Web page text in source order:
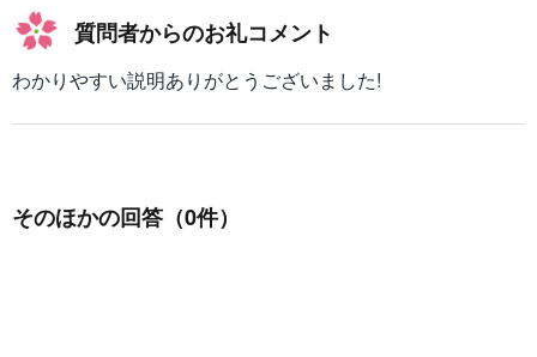
質問者からのお礼コメント
わかりやすい説明ありがとうございました!
そのほかの回答（0件）